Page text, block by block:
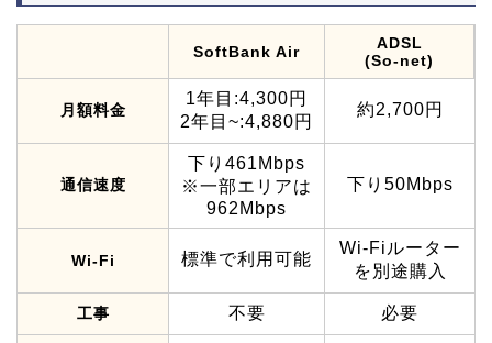
SoftBank Air
ADSL
(So-net)
月額料金
1年目:4,300円
2年目~:4,880円
約2,700円
通信速度
下り461Mbps
※一部エリアは
962Mbps
下り50Mbps
Wi-Fi 標準で利用可能
Wi-Fiルーター
を別途購入
工事 不要 必要